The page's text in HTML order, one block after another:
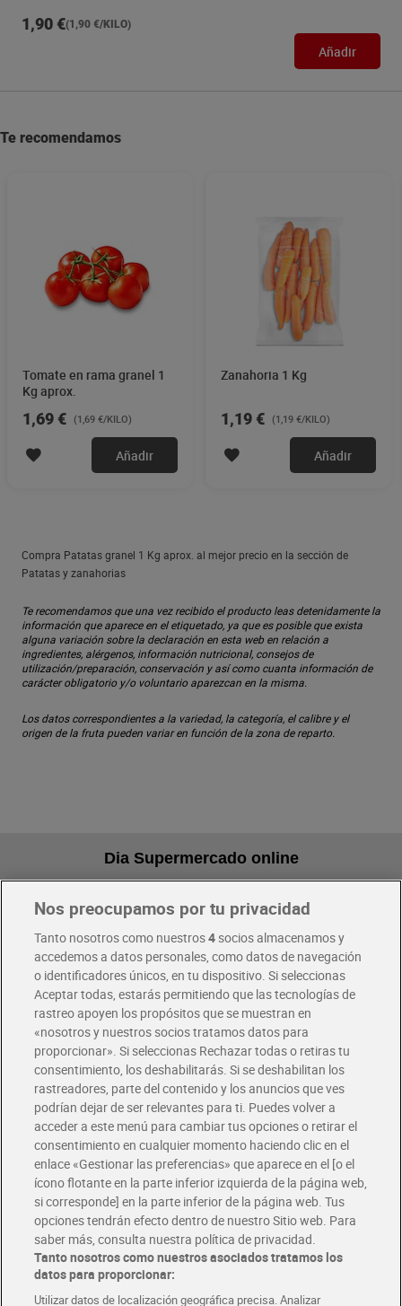
1,90 €(1,90 €/KILO)
Añadir
Te recomendamos
Tomate en rama granel 1
Kg aprox.
1,69 € (1,69 €/KILO)
Añadir
Zanahoria 1 Kg
1,19 € (1,19 €/KILO)
Añadir
Compra Patatas granel 1 Kg aprox. al mejor precio en la sección de
Patatas y zanahorias
Te recomendamos que una vez recibido el producto leas detenidamente la
información que aparece en el etiquetado, ya que es posible que exista
alguna variación sobre la declaración en esta web en relación a
ingredientes, alérgenos, información nutricional, consejos de
utilización/preparación, conservación y así como cuanta información de
carácter obligatorio y/o voluntario aparezcan en la misma.
Los datos correspondientes a la variedad, la categoría, el calibre y el
origen de la fruta pueden variar en función de la zona de reparto.
Dia Supermercado online
Pide hoy, recibe hoy
Envío gratis por compras superiores a 100€
Envío estandar por 4,99€
Glovo y Uber Eats
Solicita tu factura de Glovo o Uber Eats
Únete al CLUB Dia
Disfruta las ventajas y ofertas exclusivas.
Descárgate la APP Dia
Folletos y Tiendas
Descubre las mejores ofertas y busca tu tienda más cercana
Tarjeta MaX Dia
Te devuelve hasta 8€/mes de tus compras.
¡Solicita tu tarjeta de crédito aquí!
Nos preocupamos por tu privacidad
Tanto nosotros como nuestros4socios almacenamos y
accedemos a datos personales, como datos de navegación
o identificadores únicos, en tu dispositivo. Si seleccionas
Aceptar todas, estarás permitiendo que las tecnologías de
rastreo apoyen los propósitos que se muestran en
«nosotros y nuestros socios tratamos datos para
proporcionar». Si seleccionas Rechazar todas o retiras tu
consentimiento, los deshabilitarás. Si se deshabilitan los
rastreadores, parte del contenido y los anuncios que ves
podrían dejar de ser relevantes para ti. Puedes volver a
acceder a este menú para cambiar tus opciones o retirar el
consentimiento en cualquier momento haciendo clic en el
enlace «Gestionar las preferencias» que aparece en el [o el
ícono flotante en la parte inferior izquierda de la página web,
si corresponde] en la parte inferior de la página web. Tus
opciones tendrán efecto dentro de nuestro Sitio web. Para
saber más, consulta nuestra política de privacidad.
Tanto nosotros como nuestros asociados tratamos los
datos para proporcionar:
Utilizar datos de localización geográfica precisa. Analizar